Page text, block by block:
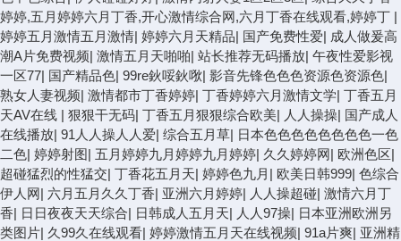
婷婷,五月婷婷六月丁香,开心激情综合网,六月丁香在线观看,婷婷丁 |
婷婷五月激情五月激情| 婷婷六月天精品| 国产免费性爱| 成人做爰高
潮A片免费视频| 激情五月天啪啪| 站长推荐无码播放| 午夜性爱影视
一区77| 国产精品色| 99re鈥哸鈥唙| 影音先锋色色色资源色资源色|
熟女人妻视频| 激情都市丁香婷婷| 丁香婷婷六月激情文学| 丁香五月
天AV在线 | 狠狠干无码| 丁香五月狠狠综合欧美| 人人操操| 国产成人
在线播放| 91人人操人人爱| 综合五月草| 日本色色色色色色色色一色
二色| 婷婷射图| 五月婷婷九月婷婷九月婷婷| 久久婷婷网| 欧洲色区|
超碰猛烈的性猛交| 丁香花五月天| 婷婷色九月 | 欧美日韩999| 色综合
伊人网| 六月五月久久丁香| 亚洲六月婷婷| 人人操超碰| 激情六月丁
香| 日日夜夜天天综合| 日韩成人五月天| 人人97操| 日本亚洲欧洲另
类图片| 久99久在线观看| 婷婷激情五月天在线视频| 91a片爽| 亚洲精